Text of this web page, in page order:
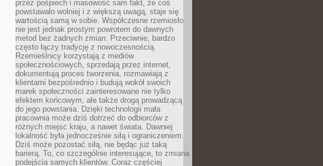
przez pośpiech i masowość sam fakt, że coś
powstawało wolniej i z większą uwagą, staje się
wartością samą w sobie. Współczesne rzemiosło
nie jest jednak prostym powrotem do dawnych
metod bez żadnych zmian. Przeciwnie, bardzo
często łączy tradycję z nowoczesnością.
Rzemieślnicy korzystają z mediów
społecznościowych, sprzedają przez internet,
dokumentują proces tworzenia, rozmawiają z
klientami bezpośrednio i budują wokół swoich
marek społeczności zainteresowane nie tylko
efektem końcowym, ale także drogą prowadzącą
do jego powstania. Dzięki technologii mała
pracownia może dziś dotrzeć do odbiorców z
różnych miejsc kraju, a nawet świata. Dawniej
lokalność była jednocześnie siłą i ograniczeniem.
Dziś może pozostać siłą, nie będąc już taką
barierą. To, co szczególnie interesujące, to zmiana
podejścia samych klientów. Coraz częściej